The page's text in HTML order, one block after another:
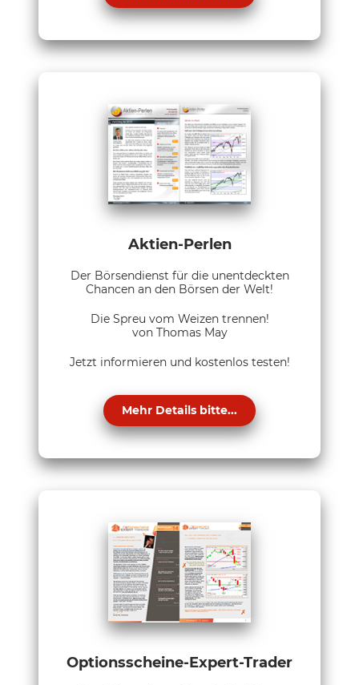
Aktien-Perlen
Der Börsendienst für die unentdeckten
Chancen an den Börsen der Welt!
Die Spreu vom Weizen trennen!
von Thomas May
Jetzt informieren und kostenlos testen!
Mehr Details bitte...
Optionsscheine-Expert-Trader